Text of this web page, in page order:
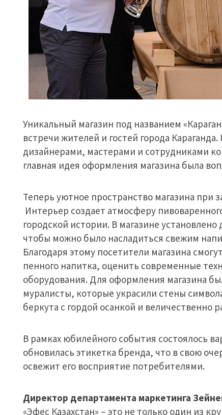
Уникальный магазин под названием
встречи жителей и гостей города
дизайнерами, мастерами и сотрудниками
главная идея оформления магазина была
Теперь уютное пространство магазина при
Интерьер создает атмосферу
городской истории. В магазине
чтобы можно было насладиться свежим
Благодаря этому посетители магазина
пенного напитка, оценить современные
оборудования. Для оформления магазина
муралисты, которые украсили стены
беркута с гордой осанкой и величественно
В рамках юбилейного события состоялось
обновилась этикетка бренда, что в свою
освежит его восприятие потребителями.
Директор департамента маркетинга
«Эфес Казахстан» – это не только один из